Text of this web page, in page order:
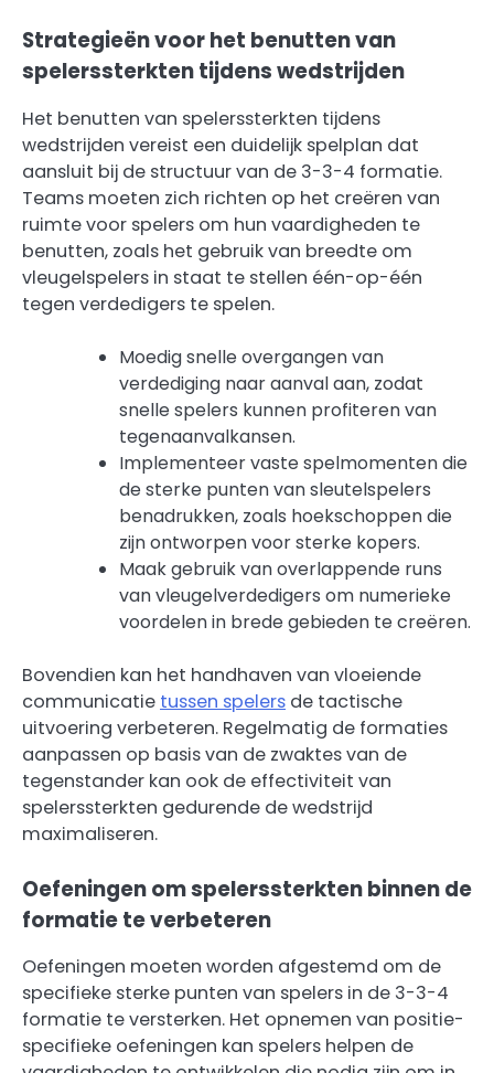
Strategieën voor het benutten van
spelerssterkten tijdens wedstrijden
Het benutten van spelerssterkten tijdens
wedstrijden vereist een duidelijk spelplan dat
aansluit bij de structuur van de 3-3-4 formatie.
Teams moeten zich richten op het creëren van
ruimte voor spelers om hun vaardigheden te
benutten, zoals het gebruik van breedte om
vleugelspelers in staat te stellen één-op-één
tegen verdedigers te spelen.
Moedig snelle overgangen van
verdediging naar aanval aan, zodat
snelle spelers kunnen profiteren van
tegenaanvalkansen.
Implementeer vaste spelmomenten die
de sterke punten van sleutelspelers
benadrukken, zoals hoekschoppen die
zijn ontworpen voor sterke kopers.
Maak gebruik van overlappende runs
van vleugelverdedigers om numerieke
voordelen in brede gebieden te creëren.
Bovendien kan het handhaven van vloeiende
communicatie tussen spelers de tactische
uitvoering verbeteren. Regelmatig de formaties
aanpassen op basis van de zwaktes van de
tegenstander kan ook de effectiviteit van
spelerssterkten gedurende de wedstrijd
maximaliseren.
Oefeningen om spelerssterkten binnen de
formatie te verbeteren
Oefeningen moeten worden afgestemd om de
specifieke sterke punten van spelers in de 3-3-4
formatie te versterken. Het opnemen van positie-
specifieke oefeningen kan spelers helpen de